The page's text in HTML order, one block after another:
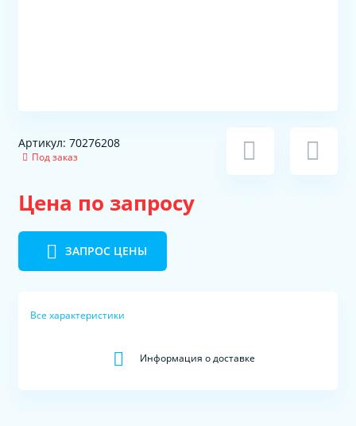
Артикул: 70276208
Под заказ
Цена по запросу
ЗАПРОС ЦЕНЫ
Все характеристики
Информация о доставке